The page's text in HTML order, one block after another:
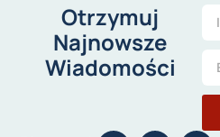
Otrzymuj
Najnowsze
Wiadomości